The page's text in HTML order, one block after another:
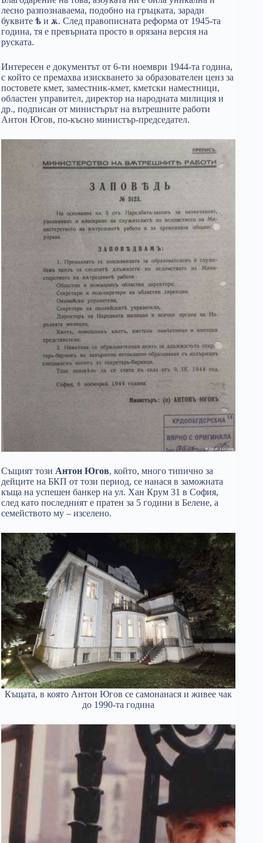
лесно разпознаваема, подобно на гръцката, заради
буквите ѣ и ѫ. След правописната реформа от 1945-та
година, тя е превърната просто в орязана версия на
руската.
Интересен е документът от 6-ти ноември 1944-та година,
с който се премахва изискването за образователен ценз за
постовете кмет, заместник-кмет, кметски наместници,
областен управител, директор на народната милиция и
др., подписан от министърът на вътрешните работи
Антон Югов, по-късно министър-председател.
Същият този Антон Югов, който, много типично за
дейците на БКП от този период, се нанася в заможната
къща на успешен банкер на ул. Хан Крум 31 в София,
след като последният е пратен за 5 години в Белене, а
семейството му – изселено.
Къщата, в която Антон Югов се самонанася и живее чак
до 1990-та година